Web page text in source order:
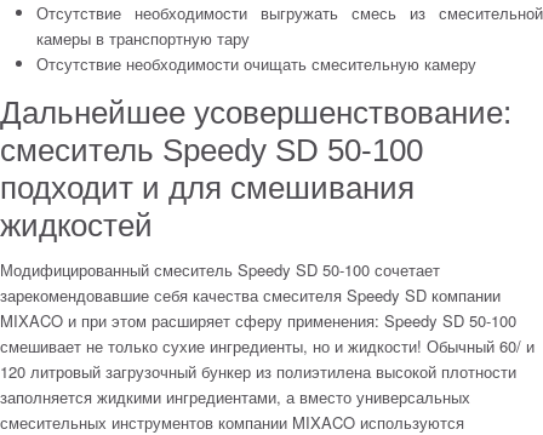
Отсутствие необходимости выгружать смесь из смесительной
камеры в транспортную тару
Отсутствие необходимости очищать смесительную камеру
Дальнейшее усовершенствование:
смеситель Speedy SD 50-100
подходит и для смешивания
жидкостей
Модифицированный смеситель Speedy SD 50-100 сочетает
зарекомендовавшие себя качества смесителя Speedy SD компании
MIXACO и при этом расширяет сферу применения: Speedy SD 50-100
смешивает не только сухие ингредиенты, но и жидкости! Обычный 60/ и
120 литровый загрузочный бункер из полиэтилена высокой плотности
заполняется жидкими ингредиентами, а вместо универсальных
смесительных инструментов компании MIXACO используются